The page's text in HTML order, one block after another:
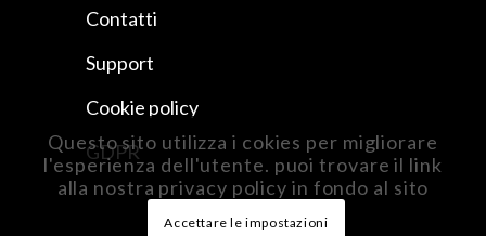
Contatti
Support
Cookie policy
GDPR
Questo sito utilizza i cokies per migliorare
l'esperienza dell'utente. puoi trovare il link
alla nostra privacy policy in fondo al sito
Accettare le impostazioni